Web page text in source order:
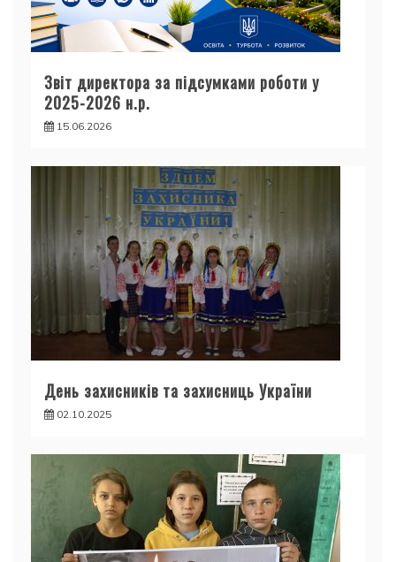
Звіт директора за підсумками роботи у
2025-2026 н.р.
15.06.2026
День захисників та захисниць України
02.10.2025